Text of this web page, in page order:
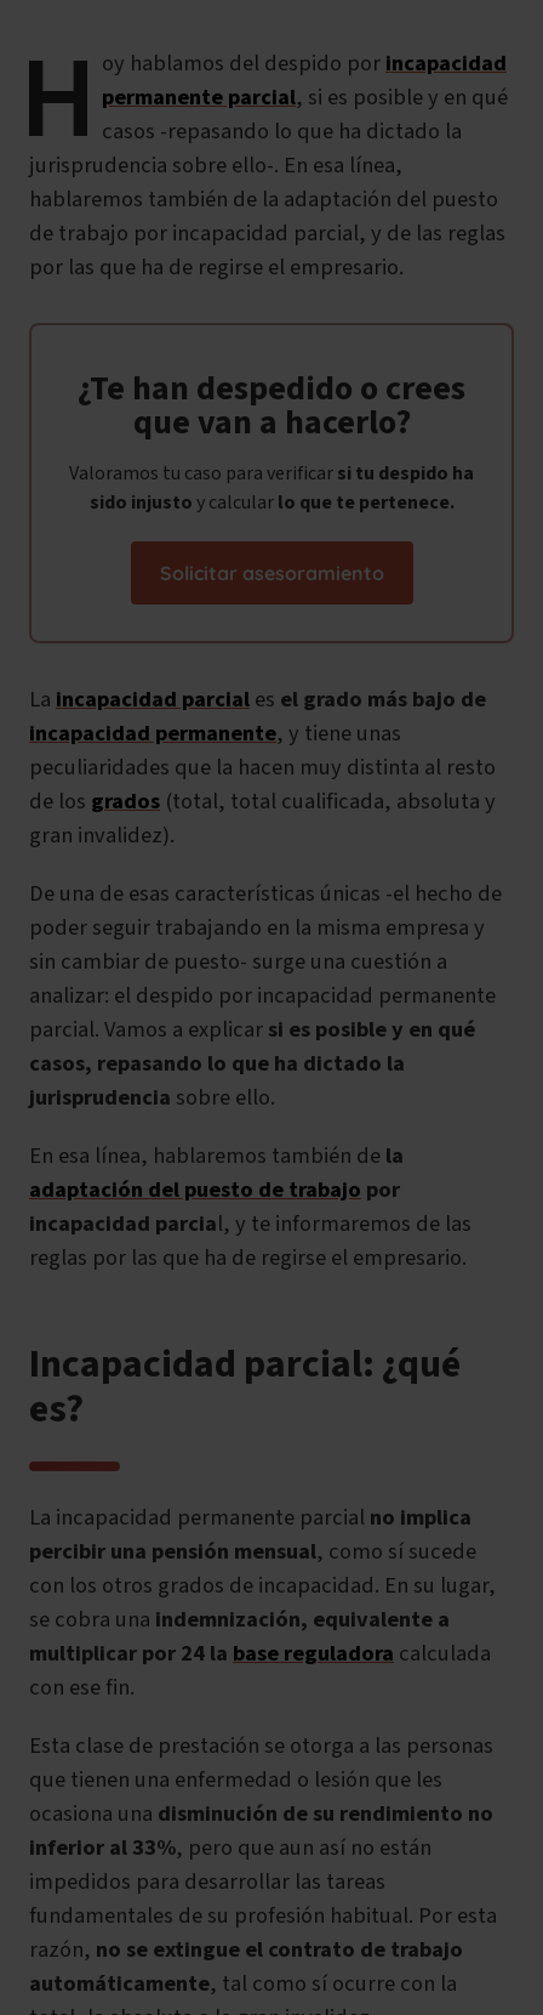
H oy hablamos del despido porincapacidad
permanente parcial, si es posible y en qué
casos -repasando lo que ha dictado la
jurisprudencia sobre ello-. En esa línea,
hablaremos también de la adaptación del puesto
de trabajo por incapacidad parcial, y de las reglas
por las que ha de regirse el empresario.
¿Te han despedido o crees
que van a hacerlo?
Valoramos tu caso para verificarsi tu despido ha
sido injustoy calcularlo que te pertenece.
Solicitar asesoramiento
La incapacidad parciales el grado más bajo de
incapacidad permanente, y tiene unas
peculiaridades que la hacen muy distinta al resto
de los grados (total, total cualificada, absoluta y
gran invalidez).
De una de esas características únicas -el hecho de
poder seguir trabajando en la misma empresa y
sin cambiar de puesto- surge una cuestión a
analizar: el despido por incapacidad permanente
parcial. Vamos a explicarsi es posible y en qué
casos, repasando lo que ha dictado la
jurisprudencia sobre ello.
En esa línea, hablaremos también dela
adaptación del puesto de trabajo por
incapacidad parcial, y te informaremos de las
reglas por las que ha de regirse el empresario.
Incapacidad parcial: ¿qué
es?
La incapacidad permanente parcial no implica
percibir una pensión mensual, como sí sucede
con los otros grados de incapacidad. En su lugar,
se cobra una indemnización, equivalente a
multiplicar por 24 la base reguladora calculada
con ese fin.
Esta clase de prestación se otorga a las personas
que tienen una enfermedad o lesión que les
ocasiona una disminución de su rendimiento no
inferior al 33%, pero que aun así no están
impedidos para desarrollar las tareas
fundamentales de su profesión habitual. Por esta
razón, no se extingue el contrato de trabajo
automáticamente, tal como sí ocurre con la